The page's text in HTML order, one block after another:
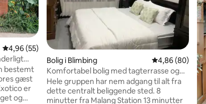
4,96 ud af 5 i gennemsnitlig bedømmelse, 55 omtaler
4,96 (55)
bestemt
gæst
er
og
Bolig i Blimbing 4,86 ud af 5 i
4,86 (80)
Komfortabel bolig med tagterrasse og
grill
Hele gruppen har nem adgang til alt fra
dette centralt beliggende sted. 8
minutter fra Malang Station 13 minutter